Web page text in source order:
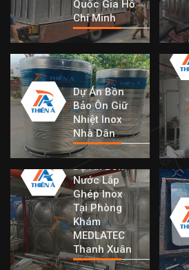
Quốc Gia Hồ
Chí Minh
Dự Án Bồn
Bảo Ôn Giữ
Nhiệt Inox
Nhà Dân
Nước Lắp
Ghép Inox
Tại Phòng
Khám
MEDLATEC
Thanh Xuân